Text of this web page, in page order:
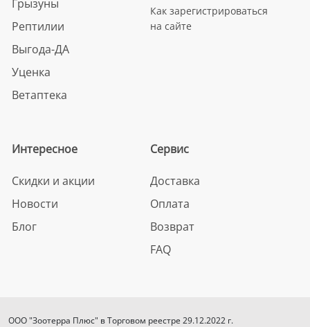
Грызуны
Рептилии
Выгода-ДА
Уценка
Ветаптека
Как зарегистрироваться
на сайте
Интересное
Скидки и акции
Новости
Блог
Сервис
Доставка
Оплата
Возврат
FAQ
ООО "Зоотерра Плюс" в Торговом реестре 29.12.2022 г.